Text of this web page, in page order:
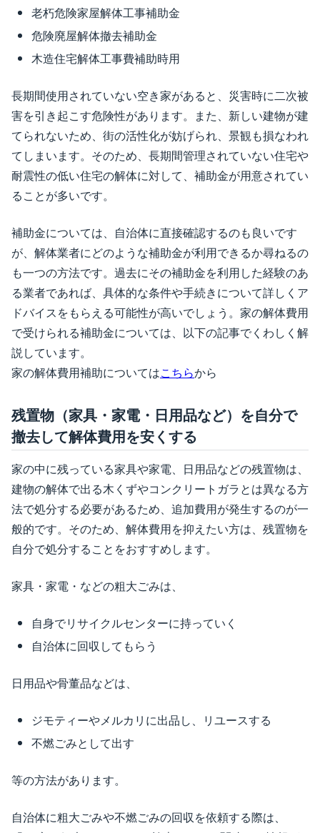
老朽危険家屋解体工事補助金
危険廃屋解体撤去補助金
木造住宅解体工事費補助時用
長期間使用されていない空き家があると、災害時に二次被
害を引き起こす危険性があります。また、新しい建物が建
てられないため、街の活性化が妨げられ、景観も損なわれ
てしまいます。そのため、長期間管理されていない住宅や
耐震性の低い住宅の解体に対して、補助金が用意されてい
ることが多いです。
補助金については、自治体に直接確認するのも良いです
が、解体業者にどのような補助金が利用できるか尋ねるの
も一つの方法です。過去にその補助金を利用した経験のあ
る業者であれば、具体的な条件や手続きについて詳しくア
ドバイスをもらえる可能性が高いでしょう。家の解体費用
で受けられる補助金については、以下の記事でくわしく解
説しています。
家の解体費用補助についてはこちらから
残置物（家具・家電・日用品など）を自分で
撤去して解体費用を安くする
家の中に残っている家具や家電、日用品などの残置物は、
建物の解体で出る木くずやコンクリートガラとは異なる方
法で処分する必要があるため、追加費用が発生するのが一
般的です。そのため、解体費用を抑えたい方は、残置物を
自分で処分することをおすすめします。
家具・家電・などの粗大ごみは、
自身でリサイクルセンターに持っていく
自治体に回収してもらう
日用品や骨董品などは、
ジモティーやメルカリに出品し、リユースする
不燃ごみとして出す
等の方法があります。
自治体に粗大ごみや不燃ごみの回収を依頼する際は、